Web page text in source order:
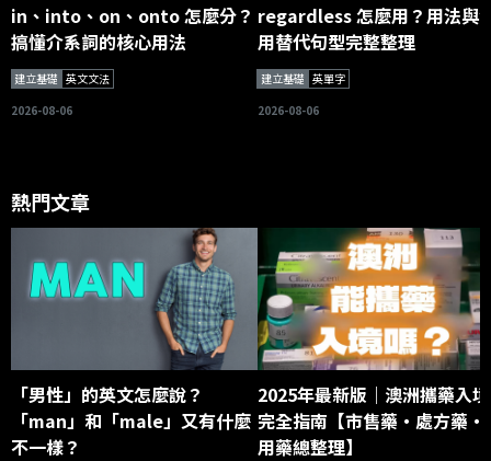
in、into、on、onto 怎麼分？
搞懂介系詞的核心用法
建立基礎 英文文法
2026-08-06
regardless 怎麼用？用法與
用替代句型完整整理
建立基礎 英單字
2026-08-06
熱門文章
「男性」的英文怎麼說？
「man」和「male」又有什麼
不一樣？
2025年最新版｜澳洲攜藥入境
完全指南【市售藥・處方藥・
用藥總整理】